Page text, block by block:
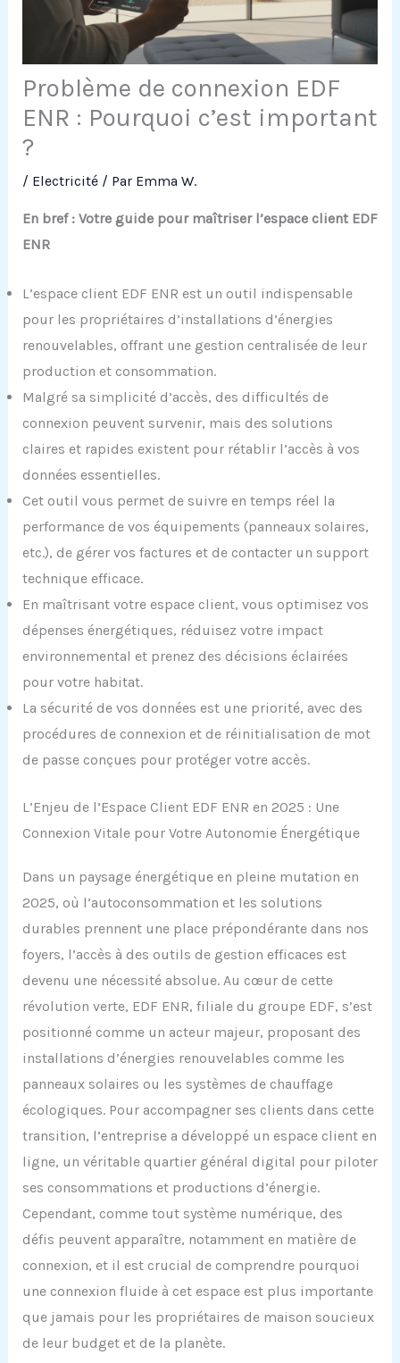
Problème de connexion EDF
ENR : Pourquoi c’est important
?
/ Electricité/ Par Emma W.
En bref : Votre guide pour maîtriser l’espace client EDF
ENR
L’espace client EDF ENR est un outil indispensable
pour les propriétaires d’installations d’énergies
renouvelables, offrant une gestion centralisée de leur
production et consommation.
Malgré sa simplicité d’accès, des difficultés de
connexion peuvent survenir, mais des solutions
claires et rapides existent pour rétablir l’accès à vos
données essentielles.
Cet outil vous permet de suivre en temps réel la
performance de vos équipements (panneaux solaires,
etc.), de gérer vos factures et de contacter un support
technique efficace.
En maîtrisant votre espace client, vous optimisez vos
dépenses énergétiques, réduisez votre impact
environnemental et prenez des décisions éclairées
pour votre habitat.
La sécurité de vos données est une priorité, avec des
procédures de connexion et de réinitialisation de mot
de passe conçues pour protéger votre accès.
L’Enjeu de l’Espace Client EDF ENR en 2025 : Une
Connexion Vitale pour Votre Autonomie Énergétique
Dans un paysage énergétique en pleine mutation en
2025, où l’autoconsommation et les solutions
durables prennent une place prépondérante dans nos
foyers, l’accès à des outils de gestion efficaces est
devenu une nécessité absolue. Au cœur de cette
révolution verte, EDF ENR, filiale du groupe EDF, s’est
positionné comme un acteur majeur, proposant des
installations d’énergies renouvelables comme les
panneaux solaires ou les systèmes de chauffage
écologiques. Pour accompagner ses clients dans cette
transition, l’entreprise a développé un espace client en
ligne, un véritable quartier général digital pour piloter
ses consommations et productions d’énergie.
Cependant, comme tout système numérique, des
défis peuvent apparaître, notamment en matière de
connexion, et il est crucial de comprendre pourquoi
une connexion fluide à cet espace est plus importante
que jamais pour les propriétaires de maison soucieux
de leur budget et de la planète.